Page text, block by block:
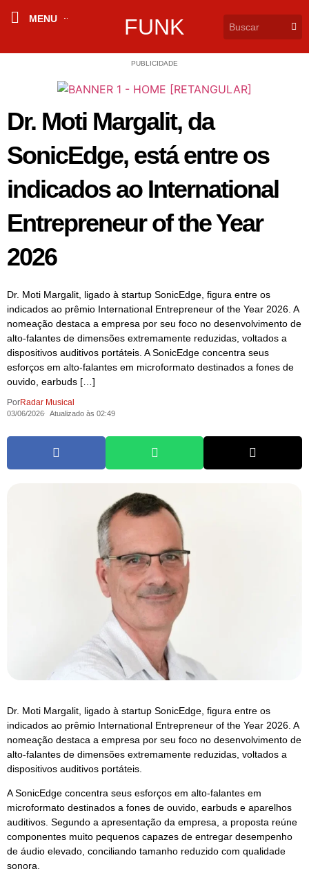
MENU FUNK
PUBLICIDADE
Dr. Moti Margalit, da
SonicEdge, está entre os
indicados ao International
Entrepreneur of the Year
2026
Dr. Moti Margalit, ligado à startup SonicEdge, figura entre os
indicados ao prêmio International Entrepreneur of the Year 2026. A
nomeação destaca a empresa por seu foco no desenvolvimento de
alto‑falantes de dimensões extremamente reduzidas, voltados a
dispositivos auditivos portáteis. A SonicEdge concentra seus
esforços em alto‑falantes em microformato destinados a fones de
ouvido, earbuds […]
PorRadar Musical
03/06/2026 Atualizado às 02:49
Dr. Moti Margalit, ligado à startup SonicEdge, figura entre os
indicados ao prêmio International Entrepreneur of the Year 2026. A
nomeação destaca a empresa por seu foco no desenvolvimento de
alto‑falantes de dimensões extremamente reduzidas, voltados a
dispositivos auditivos portáteis.
A SonicEdge concentra seus esforços em alto‑falantes em
microformato destinados a fones de ouvido, earbuds e aparelhos
auditivos. Segundo a apresentação da empresa, a proposta reúne
componentes muito pequenos capazes de entregar desempenho
de áudio elevado, conciliando tamanho reduzido com qualidade
sonora.